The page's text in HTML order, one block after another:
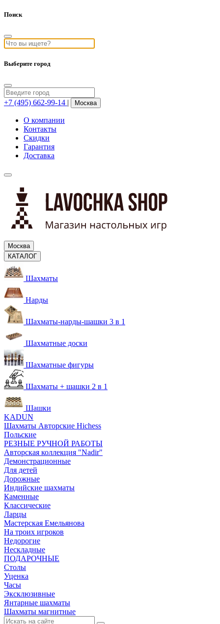
Поиск
Выберите город
+7 (495) 662-99-14 | Москва
О компании
Контакты
Скидки
Гарантия
Доставка
Москва
КАТАЛОГ
Шахматы
Нарды
Шахматы-нарды-шашки 3 в 1
Шахматные доски
Шахматные фигуры
Шахматы + шашки 2 в 1
Шашки
KADUN
Шахматы Авторские Hichess
Польские
РЕЗНЫЕ РУЧНОЙ РАБОТЫ
Авторская коллекция "Nadir"
Демонстрационные
Для детей
Дорожные
Индийские шахматы
Каменные
Классические
Ларцы
Мастерская Емельянова
На троих игроков
Недорогие
Нескладные
ПОДАРОЧНЫЕ
Столы
Уценка
Часы
Эксклюзивные
Янтарные шахматы
Шахматы магнитные